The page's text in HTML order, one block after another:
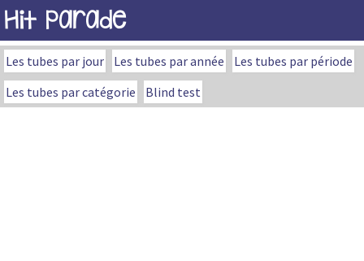
Hit Parade
Les tubes par jour Les tubes par année
Les tubes par période
Les tubes par catégorie
Blind test